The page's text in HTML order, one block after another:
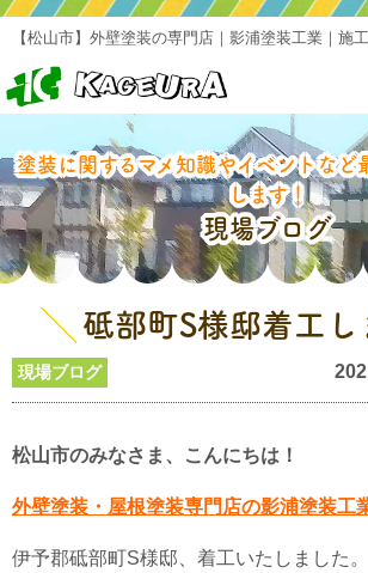
【松山市】外壁塗装の専門店｜影浦塗装工業｜施
塗装に関するマメ知識やイベントなど
します！
現場ブログ
砥部町S様邸着工し
現場ブログ
松山市のみなさま、こんにちは！
外壁塗装・屋根塗装専門店の影浦塗装工
伊予郡砥部町S様邸、着工いたしました。